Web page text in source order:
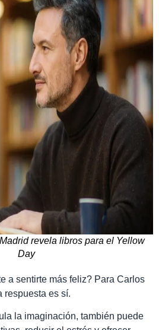
revela libros para el Yellow
Day
a sentirte más feliz? Para Carlos
respuesta es sí.
la imaginación, también puede